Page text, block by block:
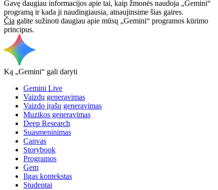
Gavę daugiau informacijos apie tai, kaip žmonės naudoja „Gemini“
programą ir kada ji naudingiausia, atnaujinsime šias gaires.
Čia galite sužinoti daugiau apie mūsų „Gemini“ programos kūrimo
principus.
Ką „Gemini“ gali daryti
Gemini Live
Vaizdų generavimas
Vaizdo įrašų generavimas
Muzikos generavimas
Deep Research
Suasmeninimas
Canvas
Storybook
Programos
Gem
Ilgas kontekstas
Studentai